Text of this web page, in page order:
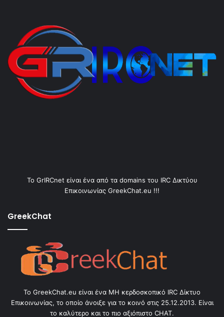
Το GrIRCnet είναι ένα από τα domains του IRC Δικτύου
Επικοινωνίας GreekChat.eu !!!
GreekChat
Το GreekChat.eu είναι ένα ΜΗ κερδοσκοπικό IRC Δίκτυο
Επικοινωνίας, το οποίο άνοιξε για το κοινό στις 25.12.2013. Είναι
το καλύτερο και το πιο αξιόπιστο CHAT.